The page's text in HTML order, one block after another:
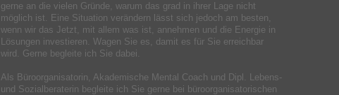
gerne an die vielen Gründe, warum das grad in ihrer Lage nicht
möglich ist. Eine Situation verändern lässt sich jedoch am besten,
wenn wir das Jetzt, mit allem was ist, annehmen und die Energie in
Lösungen investieren. Wagen Sie es, damit es für Sie erreichbar
wird. Gerne begleite ich Sie dabei.
Als Büroorganisatorin, Akademische Mental Coach und Dipl. Lebens-
und Sozialberaterin begleite ich Sie gerne bei büroorganisatorischen